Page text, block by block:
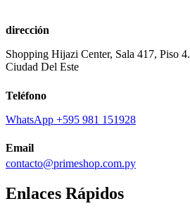
dirección
Shopping Hijazi Center, Sala 417, Piso 4.
Ciudad Del Este
Teléfono
WhatsApp +595 981 151928
Email
contacto@primeshop.com.py
Enlaces Rápidos